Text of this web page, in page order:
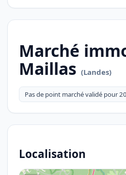
Marché
Maillas (Landes)
Pas de point marché validé pour
Localisation